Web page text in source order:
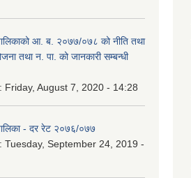
आ. ब. २०७७/०७८ को नीति तथा
तथा न. पा. को जानकारी सम्बन्धी
Friday, August 7, 2020 - 14:28
- दर रेट २०७६/०७७
Tuesday, September 24, 2019 -